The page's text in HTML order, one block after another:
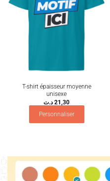
T-shirt épaisseur moyenne
unisexe
21,30 د.ت
Personnaliser